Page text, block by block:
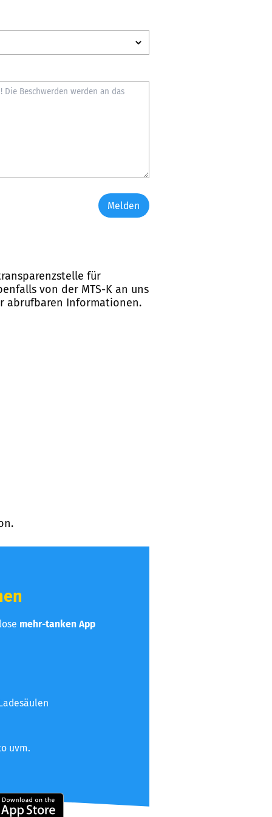
Melden
für
von der MTS-K an uns
abrufbaren Informationen.
mehr-tanken App
uvm.